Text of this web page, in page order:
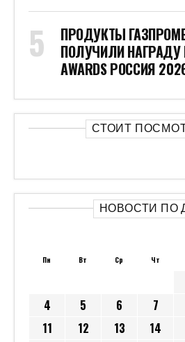
ПРОДУКТЫ
ПОЛУЧИЛИ НАГРАДУ
AWARDS РОССИЯ
СТОИТ
НОВОСТИ ПО
Пн Вт Ср Чт
4
5 6 7
11
12 13 14